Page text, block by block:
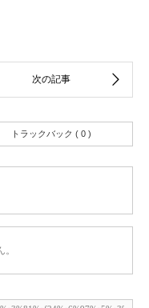
トラックバック ( 0 )